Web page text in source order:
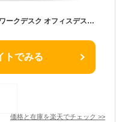
パソコンデスク 幅120cm PCデスク ワークデスク オフィスデスク おしゃれ 北欧 ナチュラル カントリー マリン風 シンプル 作業デスク 作業机 一人暮らし かわいい 木目 木製 金属脚 スチール 平机 テレワーク 在宅勤務 敬老の日
トでみる
価格と在庫を楽天でチェック >>